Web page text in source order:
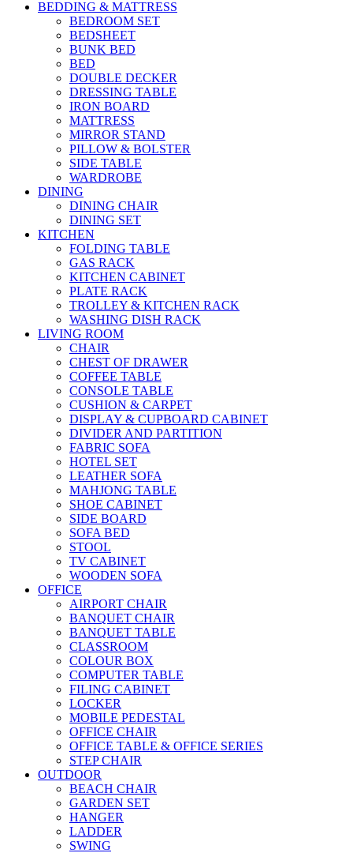
BEDDING & MATTRESS
BEDROOM SET
BEDSHEET
BUNK BED
BED
DOUBLE DECKER
DRESSING TABLE
IRON BOARD
MATTRESS
MIRROR STAND
PILLOW & BOLSTER
SIDE TABLE
WARDROBE
DINING
DINING CHAIR
DINING SET
KITCHEN
FOLDING TABLE
GAS RACK
KITCHEN CABINET
PLATE RACK
TROLLEY & KITCHEN RACK
WASHING DISH RACK
LIVING ROOM
CHAIR
CHEST OF DRAWER
COFFEE TABLE
CONSOLE TABLE
CUSHION & CARPET
DISPLAY & CUPBOARD CABINET
DIVIDER AND PARTITION
FABRIC SOFA
HOTEL SET
LEATHER SOFA
MAHJONG TABLE
SHOE CABINET
SIDE BOARD
SOFA BED
STOOL
TV CABINET
WOODEN SOFA
OFFICE
AIRPORT CHAIR
BANQUET CHAIR
BANQUET TABLE
CLASSROOM
COLOUR BOX
COMPUTER TABLE
FILING CABINET
LOCKER
MOBILE PEDESTAL
OFFICE CHAIR
OFFICE TABLE & OFFICE SERIES
STEP CHAIR
OUTDOOR
BEACH CHAIR
GARDEN SET
HANGER
LADDER
SWING